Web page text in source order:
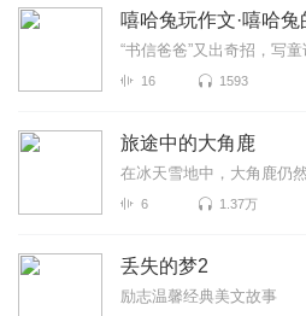
嘻哈兔玩作文·嘻哈
“书信爸爸”又出奇招，写
16 1593
旅途中的大角鹿
在冰天雪地中，大角鹿仍
6 1.37万
丢失的梦2
励志温馨经典美文故事